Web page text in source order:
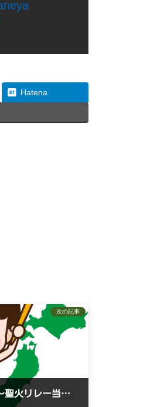
Hatena
次の記事
ドローン規制のお知らせ〜聖火リレー当日の屋根点検取りやめ